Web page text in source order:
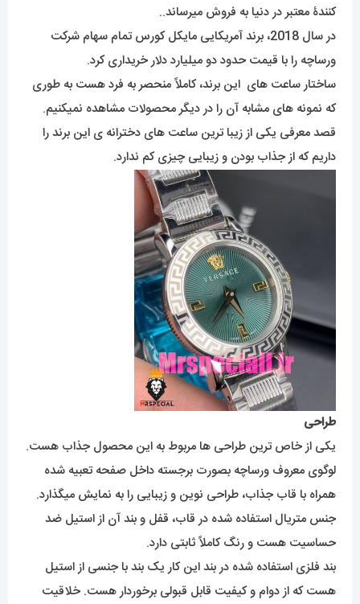
کنندۀ معتبر در دنیا به فروش میرساند..
در سال 2018، برند آمریکایی مایکل کورس تمام سهام شرکت
ورساچه را با قیمت حدود دو میلیارد دلار خریداری کرد.
ساختار ساعت های این برند، کاملاً منحصر به فرد هست به طوری
که نمونه های مشابه آن را در دیگر محصولات مشاهده نمیکنیم.
قصد معرفی یکی از زیبا ترین ساعت های دخترانه ی این برند را
داریم که از جذاب بودن و زیبایی چیزی کم ندارد.
طراحی
یکی از خاص ترین طراحی ها مربوط به این محصول جذاب هست.
لوگوی معروف ورساچه بصورت برجسته داخل صفحه تعبیه شده
همراه با قاب جذاب، طراحی نوین و زیبایی را به نمایش میگذارد.
جنس متریال استفاده شده در قاب، قفل و بند آن از استیل ضد
حساسیت هست و رنگ کاملاً ثابتی دارد.
بند فلزی استفاده شده در بند این کار یک بند با جنسی از استیل
هست که از دوام و کیفیت قابل قبولی برخوردار هست. خلاقیت